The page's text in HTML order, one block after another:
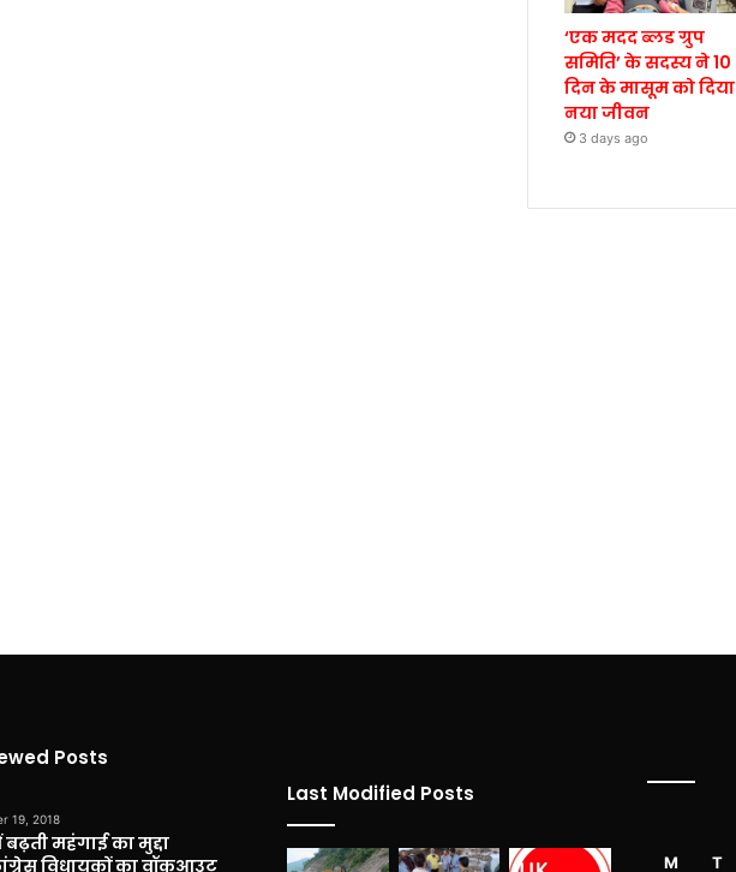
‘एक मदद ब्लड ग्रुप
समिति’ के सदस्य ने 10
दिन के मासूम को दिया
नया जीवन
3 days ago
Posts
19, 2018
महंगाई का मुद्दा
विधायकों का वॉकआउट
Last Modified Posts
M T